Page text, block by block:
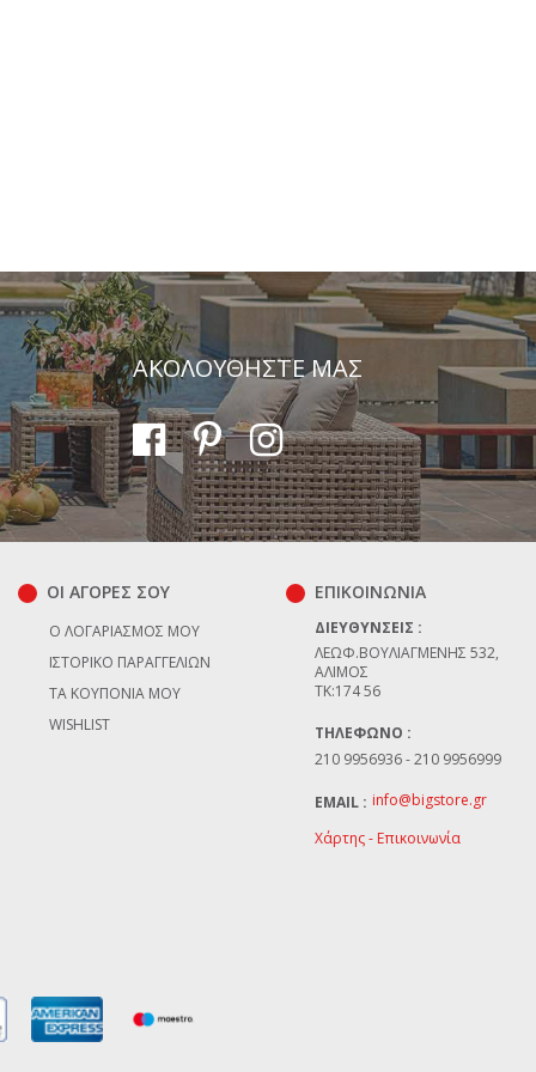
ΑΚΟΛΟΥΘΗΣΤΕ ΜΑΣ
ΟΙ ΑΓΟΡΕΣ ΣΟΥ
Ο ΛΟΓΑΡΙΑΣΜΌΣ ΜΟΥ
ΙΣΤΟΡΙΚΌ ΠΑΡΑΓΓΕΛΙΏΝ
ΤΑ ΚΟΥΠΌΝΙΑ ΜΟΥ
WISHLIST
ΕΠΙΚΟΙΝΩΝΊΑ
ΔΙΕΥΘΎΝΣΕΙΣ :
ΛΕΩΦ.ΒΟΥΛΙΑΓΜΈΝΗΣ 532,
ΆΛΙΜΟΣ
TK:174 56
ΤΗΛΈΦΩΝΟ :
210 9956936 - 210 9956999
EMAIL : info@bigstore.gr
Χάρτης - Επικοινωνία